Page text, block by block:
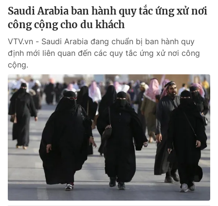
Góc doanh nghiệp
Truyền hình
Phim VTV
Hậu trường
Nhân vật
Khán giả
Giải sao mai
Giải trí
Điện ảnh
Âm nhạc
Sao
Đời sống
Du lịch
Làm đẹp
Chất lượng cuộc sống
Giáo dục
Tuyển sinh
Học trực tuyến
Công nghệ
Hitech Công nghệ tương lai
Sản phẩm
Thị trường
Tư vấn
Giao lưu trực tuyến
Lịch phát sóng
Saudi Arabia ban hành quy tắc ứng xử nơi
công cộng cho du khách
VTV.vn - Saudi Arabia đang chuẩn bị ban hành quy
định mới liên quan đến các quy tắc ứng xử nơi công
cộng.